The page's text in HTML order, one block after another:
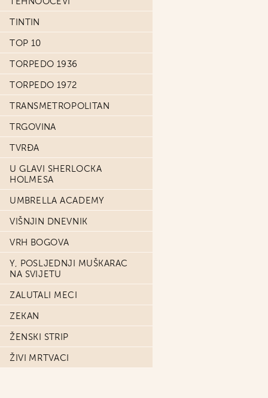
TINTIN
TOP 10
TORPEDO 1936
TORPEDO 1972
TRANSMETROPOLITAN
TRGOVINA
TVRĐA
U GLAVI SHERLOCKA
HOLMESA
UMBRELLA ACADEMY
VIŠNJIN DNEVNIK
VRH BOGOVA
Y, POSLJEDNJI MUŠKARAC
NA SVIJETU
ZALUTALI MECI
ZEKAN
ŽENSKI STRIP
ŽIVI MRTVACI